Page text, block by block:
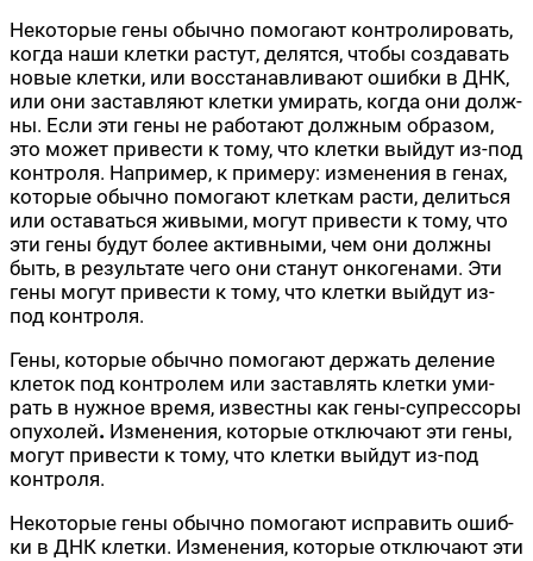
Неко­то­рые гены обыч­но помо­га­ют кон­тро­ли­ро­вать,
когда наши клет­ки рас­тут, делят­ся, что­бы созда­вать
новые клет­ки, или вос­ста­нав­ли­ва­ют ошиб­ки в ДНК,
или они застав­ля­ют клет­ки уми­рать, когда они долж­
ны. Если эти гены не рабо­та­ют долж­ным обра­зом,
это может при­ве­сти к тому, что клет­ки вый­дут из-под
кон­тро­ля. Напри­мер, к при­ме­ру: изме­не­ния в генах,
кото­рые обыч­но помо­га­ют клет­кам рас­ти, делить­ся
или оста­вать­ся живы­ми, могут при­ве­сти к тому, что
эти гены будут более актив­ны­ми, чем они долж­ны
быть, в резуль­та­те чего они ста­нут онко­ге­на­ми. Эти
гены могут при­ве­сти к тому, что клет­ки вый­дут из-
под контроля.
Гены, кото­рые обыч­но помо­га­ют дер­жать деле­ние
кле­ток под кон­тро­лем или застав­лять клет­ки уми­
рать в нуж­ное вре­мя, извест­ны как гены-супрес­со­ры
опу­хо­лей. Изме­не­ния, кото­рые отклю­ча­ют эти гены,
могут при­ве­сти к тому, что клет­ки вый­дут из-под
контроля.
Неко­то­рые гены обыч­но помо­га­ют испра­вить ошиб­
ки в ДНК клет­ки. Изме­не­ния, кото­рые отклю­ча­ют эти